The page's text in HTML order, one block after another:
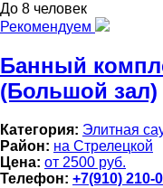
До 8 человек
Рекомендуем
Банный
(Большой зал)
Категория: Элитная
Район: на Стрелецкой
Цена: от 2500 руб.
Телефон: +7(910) 210-